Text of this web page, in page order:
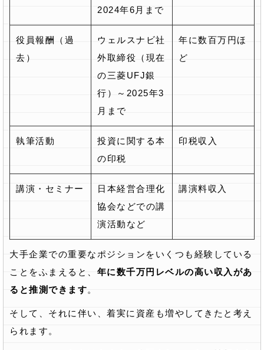
2024年6月まで
役員報酬（過
去）
ウェルスナビ社
外取締役（現在
の三菱UFJ銀
行）～2025年3
月まで
年に数百万円ほ
ど
執筆活動
投資に関する本
の印税
印税収入
講演・セミナー
日本経営合理化
協会などでの講
演活動など
講演料収入
大手企業での重要なポジションをいくつも経験している
ことをふまえると、 年に数千万円レベルの高い収入があ
ると推測できます。
そして、それに伴い、着実に資産も増やしてきたと考え
られます。